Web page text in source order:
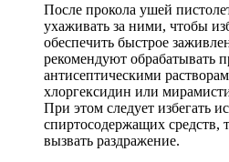
После прокола ушей
ухаживать за ними, чтобы
обеспечить быстрое
рекомендуют обрабатывать
антисептическими
хлоргексидин или
При этом следует избегать
спиртосодержащих средств,
вызвать раздражение.